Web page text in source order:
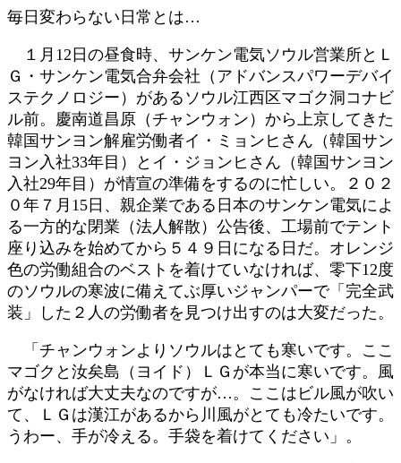
時
毎日変わらない日常とは…
１月12日の昼食時、サンケン電気ソウル営業所とＬ
Ｇ・サンケン電気合弁会社（アドバンスパワーデバイ
ステクノロジー）があるソウル江西区マゴク洞コナビ
ル前。慶南道昌原（チャンウォン）から上京してきた
韓国サンヨン解雇労働者イ・ミョンヒさん（韓国サン
ヨン入社33年目）とイ・ジョンヒさん（韓国サンヨン
入社29年目）が情宣の準備をするのに忙しい。２０２
０年７月15日、親企業である日本のサンケン電気によ
る一方的な閉業（法人解散）公告後、工場前でテント
座り込みを始めてから５４９日になる日だ。オレンジ
色の労働組合のベストを着けていなければ、零下12度
のソウルの寒波に備えてぶ厚いジャンパーで「完全武
装」した２人の労働者を見つけ出すのは大変だった。
「チャンウォンよりソウルはとても寒いです。ここ
マゴクと汝矣島（ヨイド）ＬＧが本当に寒いです。風
がなければ大丈夫なのですが…。ここはビル風が吹い
て、ＬＧは漢江があるから川風がとても冷たいです。
うわー、手が冷える。手袋を着けてください」。